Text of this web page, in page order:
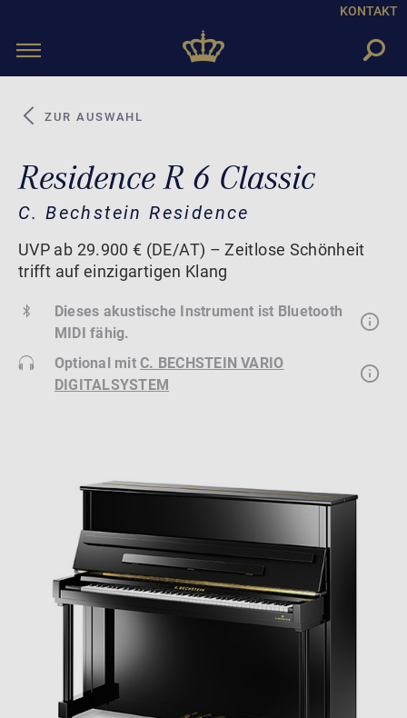
KONTAKT
Toggle
ZUR AUSWAHL
Residence R 6 Classic
C. Bechstein Residence
UVP ab 29.900 € (DE/AT) – Zeitlose Schönheit
trifft auf einzigartigen Klang
Dieses akustische Instrument ist Bluetooth
MIDI fähig.
Optional mitC. BECHSTEIN VARIO
DIGITALSYSTEM